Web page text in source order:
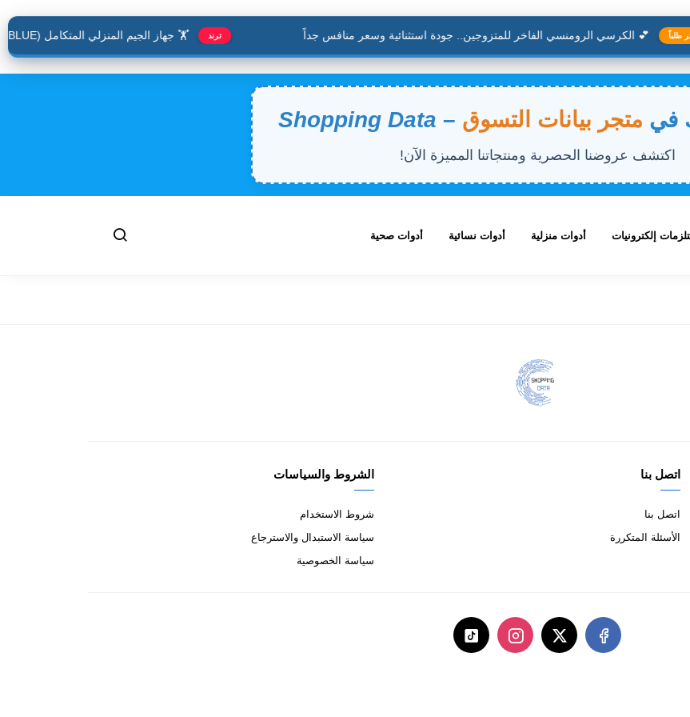
💕 الكرسي الرومنسي الفاخر للمتزوجين.. جودة استثنائية وسعر منافس جداً ترند 🏋️ جهاز الجيم المنزلي المتكامل (JX-BLUE).. حافظ على لياقتك وأنت في منزلك
في متجر بيانات التسوق –
Shopping Data
اكتشف عروضنا الحصرية ومنتجاتنا المميزة الآن!
إلكترونيات أدوات منزلية أدوات نسائية أدوات صحية
اتصل بنا
اتصل بنا
الأسئلة المتكررة
الشروط والسياسات
شروط الاستخدام
سياسة الاستبدال والاسترجاع
سياسة الخصوصية